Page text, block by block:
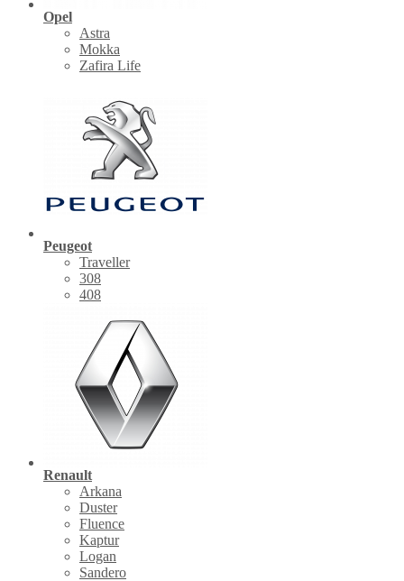
Opel
Astra
Mokka
Zafira Life
Peugeot
Traveller
308
408
Renault
Arkana
Duster
Fluence
Kaptur
Logan
Sandero